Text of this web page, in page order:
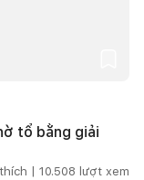
tổ bằng giải
| 10.508 lượt xem